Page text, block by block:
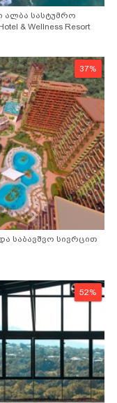
ალბა სასტუმრო
& Wellness Resort
37%
საბავშვო სივრცით
52%